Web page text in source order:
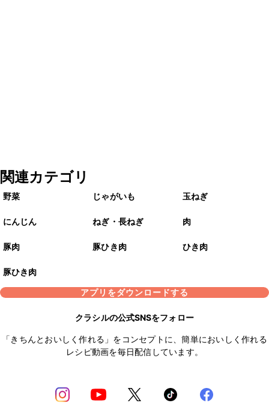
関連カテゴリ
野菜 じゃがいも 玉ねぎ
にんじん ねぎ・長ねぎ 肉
豚肉 豚ひき肉 ひき肉
豚ひき肉
アプリをダウンロードする
クラシルの公式SNSをフォロー
「きちんとおいしく作れる」をコンセプトに、簡単においしく作れる
レシピ動画を毎日配信しています。